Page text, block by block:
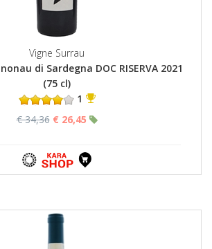
Vigne Surrau
di Sardegna DOC RISERVA 2021
(75 cl)
1
€ 34,36 € 26,45